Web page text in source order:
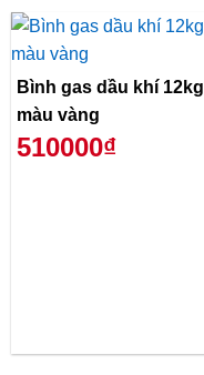
Bình gas dầu khí 12kg
màu vàng
510000₫